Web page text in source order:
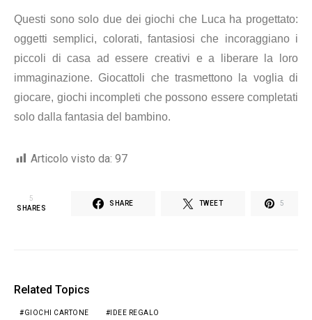
Questi sono solo due dei giochi che Luca ha progettato:
oggetti semplici, colorati, fantasiosi che incoraggiano i
piccoli di casa ad essere creativi e a liberare la loro
immaginazione. Giocattoli che trasmettono la voglia di
giocare, giochi incompleti che possono essere completati
solo dalla fantasia del bambino.
Articolo visto da: 97
5
SHARES
SHARE TWEET 5
Related Topics
GIOCHI CARTONE IDEE REGALO